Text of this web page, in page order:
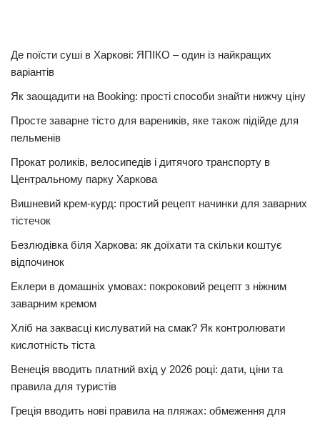
Де поїсти суші в Харкові: ЯПІКО – один із найкращих
варіантів
Як заощадити на Booking: прості способи знайти нижчу ціну
Просте заварне тісто для вареників, яке також підійде для
пельменів
Прокат роликів, велосипедів і дитячого транспорту в
Центральному парку Харкова
Вишневий крем-курд: простий рецепт начинки для заварних
тістечок
Безлюдівка біля Харкова: як доїхати та скільки коштує
відпочинок
Еклери в домашніх умовах: покроковий рецепт з ніжним
заварним кремом
Хліб на заквасці кислуватий на смак? Як контролювати
кислотність тіста
Венеція вводить платний вхід у 2026 році: дати, ціни та
правила для туристів
Греція вводить нові правила на пляжах: обмеження для